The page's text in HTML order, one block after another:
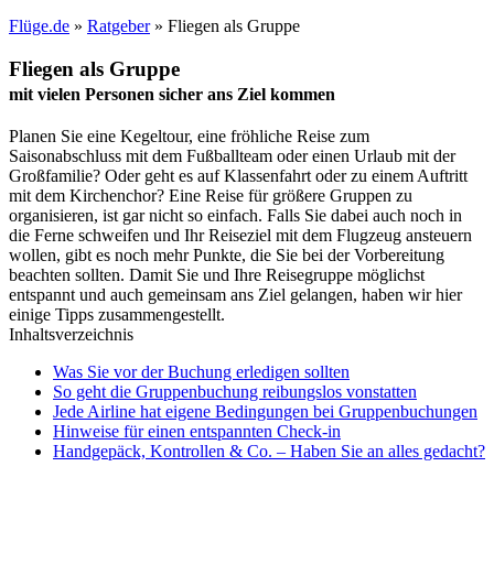
Flüge.de » Ratgeber» Fliegen als Gruppe
Fliegen als Gruppe
mit vielen Personen sicher ans Ziel kommen
Planen Sie eine Kegeltour, eine fröhliche Reise zum
Saisonabschluss mit dem Fußballteam oder einen Urlaub mit der
Großfamilie? Oder geht es auf Klassenfahrt oder zu einem Auftritt
mit dem Kirchenchor? Eine Reise für größere Gruppen zu
organisieren, ist gar nicht so einfach. Falls Sie dabei auch noch in
die Ferne schweifen und Ihr Reiseziel mit dem Flugzeug ansteuern
wollen, gibt es noch mehr Punkte, die Sie bei der Vorbereitung
beachten sollten. Damit Sie und Ihre Reisegruppe möglichst
entspannt und auch gemeinsam ans Ziel gelangen, haben wir hier
einige Tipps zusammengestellt.
Inhaltsverzeichnis
Was Sie vor der Buchung erledigen sollten
So geht die Gruppenbuchung reibungslos vonstatten
Jede Airline hat eigene Bedingungen bei Gruppenbuchungen
Hinweise für einen entspannten Check-in
Handgepäck, Kontrollen & Co. – Haben Sie an alles gedacht?